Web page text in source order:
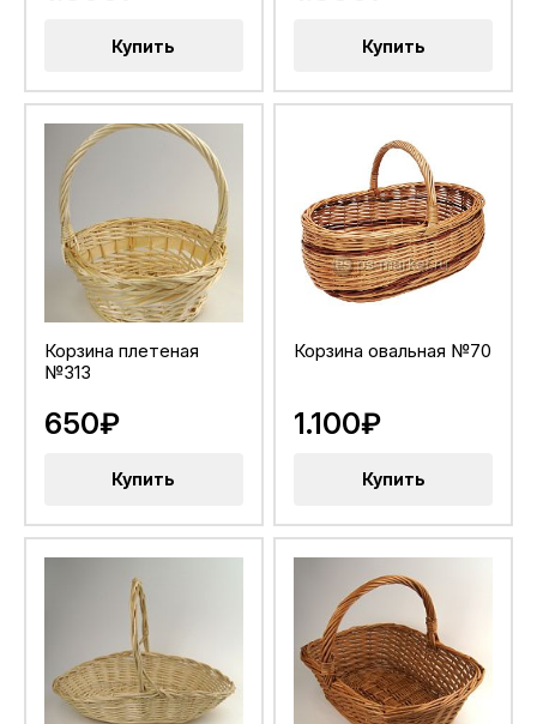
Купить Купить
Корзина плетеная
№313
650₽
Купить
Корзина овальная №70
1.100₽
Купить